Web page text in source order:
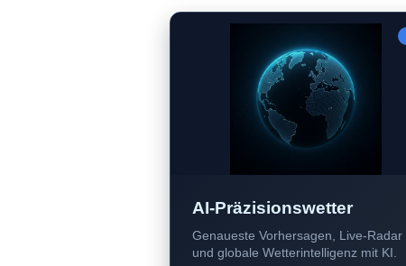
AI-Präzisionswetter
Genaueste Vorhersagen, Live-Radar
und globale Wetterintelligenz mit KI.